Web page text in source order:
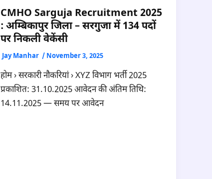
CMHO Sarguja Recruitment 2025
: अम्बिकापुर जिला – सरगुजा में 134 पदों
पर निकली वेकेंसी
Jay Manhar / November 3, 2025
होम › सरकारी नौकरियां › XYZ विभाग भर्ती 2025
प्रकाशित: 31.10.2025 आवेदन की अंतिम तिथि:
14.11.2025 — समय पर आवेदन